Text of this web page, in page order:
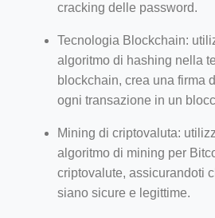
cracking delle password.
Tecnologia Blockchain:
algoritmo di hashing nella
blockchain, crea una firma
ogni transazione in un
Mining di criptovaluta:
algoritmo di mining per
criptovalute, assicurandoti
siano sicure e legittime.